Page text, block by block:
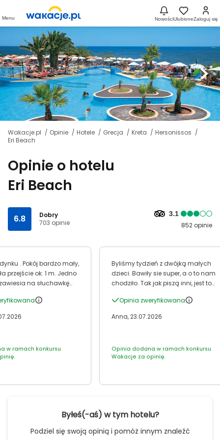
Menu NowościUlubioneZaloguj się
Wakacje.pl Opinie Hotele Grecja Kreta
Hersonissos
Eri Beach
Opinie o hotelu
Eri Beach
6.8
Dobry
703 opinie
3.1
852 opinie
mały,
przejście ok. 1 m. Jedno
na słuchawkę
w ramach konkursu
Byliśmy tydzień z dwójką małych
dzieci. Bawiły sie super, a o to nam
chodziło. Tak jak piszą inni, jest to
basenów tego i tego. Łącznie jest
chyba z 5 różnych basenów,
aquapark. Pokoj mieliśmy z
szafą, lodowką i mini sofą. 2 tv, 2
klimatyzację. Wieczorne animacje -
podczas wieczoru karaoke mozna bylo
usyszec pszczółke Maję aż w
Jedzenie jak to jedzenie, może i
Opinia zweryfikowana
Anna, 23.07.2026
Opinia dodana w ramach konkursu
Wakacje za opinię.
Byłeś(-aś) w tym hotelu?
Podziel się swoją opinią i pomóż innym znaleźć